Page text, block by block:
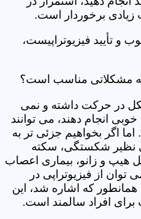
زیادی برخوردار است.
و تأیید فیزیوتراپیست،
چه مشکلاتی مناسب است؟
در حرکت داشته و نمی
خوبی انجام دهند، می توانند
اگر بخواهیم جزئی تر به
نظیر شکستگی، سکته
هیپ و زانو، بیماری اعصاب
از فیزیوتراپی در
که اشاره شد، این
برای افراد سالمند است.